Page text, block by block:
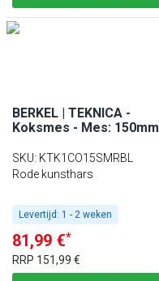
BERKEL | TEKNICA -
Koksmes - Mes: 150mm
SKU: KTK1CO15SMRBL
Rode kunsthars
Levertijd: 1 - 2 weken
81,99 €*
RRP 151,99 €